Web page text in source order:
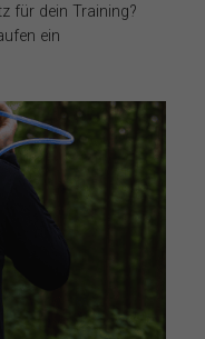
für dein Training?
ein